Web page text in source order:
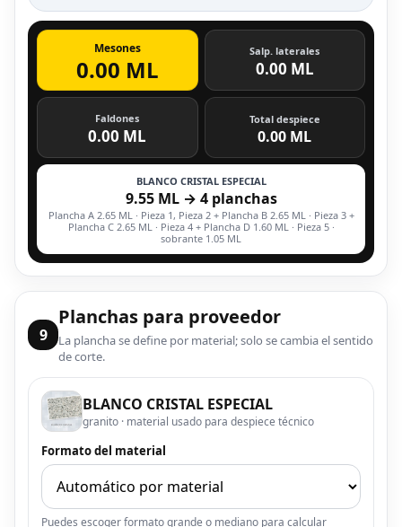
Mesones
0.00 ML
Salp. laterales
0.00 ML
Faldones
0.00 ML
Total despiece
0.00 ML
BLANCO CRISTAL ESPECIAL
9.55 ML → 4 planchas
Plancha A 2.65 ML · Pieza 1, Pieza 2 + Plancha B 2.65 ML · Pieza 3 +
Plancha C 2.65 ML · Pieza 4 + Plancha D 1.60 ML · Pieza 5 ·
sobrante 1.05 ML
9
Planchas para proveedor
La plancha se define por material; solo se cambia el sentido
de corte.
BLANCO CRISTAL ESPECIAL
granito · material usado para despiece técnico
Formato del material
Puedes escoger formato grande o mediano para calcular